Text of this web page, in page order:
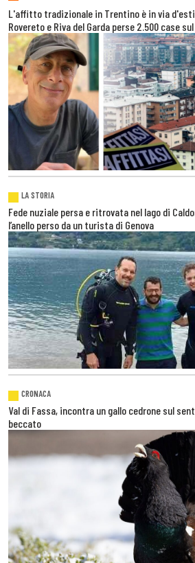
L'affitto tradizionale in Trentino è in via
Rovereto e Riva del Garda perse 2.500 case
LA STORIA
Fede nuziale persa e ritrovata nel lago di
l’anello perso da un turista di Genova
CRONACA
Val di Fassa, incontra un gallo cedrone sul
beccato